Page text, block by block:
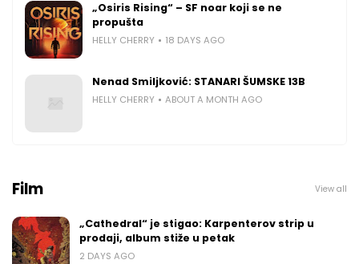
„Osiris Rising“ – SF noar koji se ne
propušta
HELLY CHERRY 18 DAYS AGO
Nenad Smiljković: STANARI ŠUMSKE 13B
HELLY CHERRY ABOUT A MONTH AGO
Film View all
„Cathedral“ je stigao: Karpenterov strip u
prodaji, album stiže u petak
2 DAYS AGO